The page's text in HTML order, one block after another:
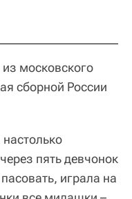
московского
сборной России
пять девчонок
играла на